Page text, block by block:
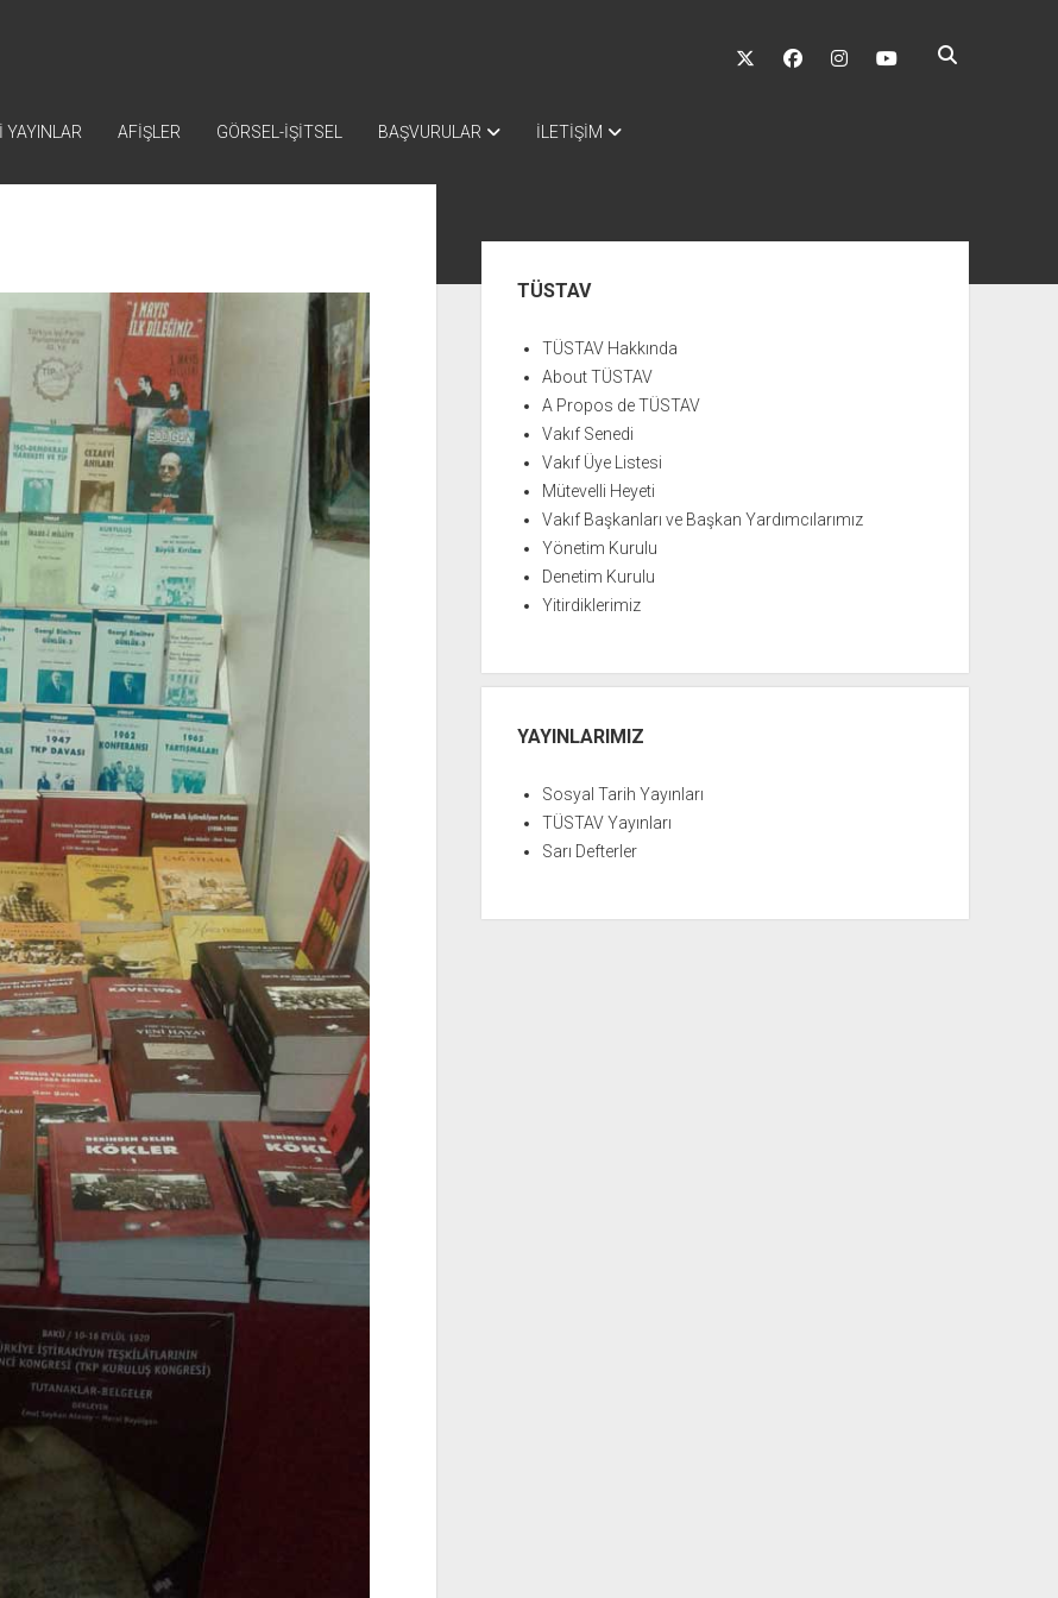
twitter facebookinstagramyoutube
YAYINLAR AFİŞLER GÖRSEL-İŞİTSEL BAŞVURULAR İLETİŞİM
MenüTÜSTAV
TÜSTAV Hakkında
About TÜSTAV
A Propos de TÜSTAV
Vakıf Senedi
Vakıf Üye Listesi
Mütevelli Heyeti
Vakıf Başkanları ve Başkan Yardımcılarımız
Yönetim Kurulu
Denetim Kurulu
Yitirdiklerimiz
YAYINLARIMIZ
Sosyal Tarih Yayınları
TÜSTAV Yayınları
Sarı Defterler